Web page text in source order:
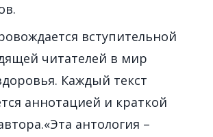
вступительной
читателей в мир
Каждый текст
аннотацией и краткой
антология –